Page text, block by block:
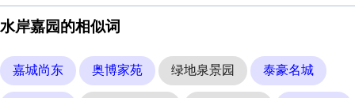
水岸嘉园的相似词
嘉城尚东 奥博家苑 绿地泉景园 泰豪名城